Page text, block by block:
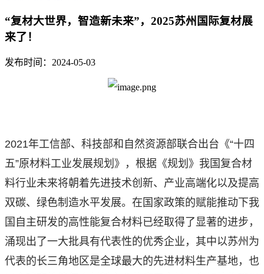
“复材大世界，智造新未来”，2025苏州国际复材展
来了！
发布时间：2024-05-03
2021年工信部、科技部和自然资源部联合出台《“十四
五”原材料工业发展规划》，根据《规划》我国复合材
料行业未来将朝着先进技术创新、产业高端化以及提高
双碳、绿色制造水平发展。在国家政策的赋能推动下我
国自主研发的高性能复合材料已经取得了显著的进步，
涌现出了一大批具有代表性的优秀企业，其中以苏州为
代表的长三角地区是全球最大的先进材料生产基地，也